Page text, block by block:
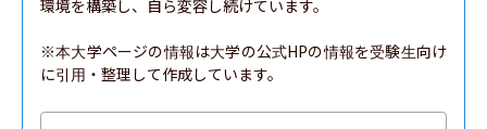
環境を構築し、自ら変容し続けています。
※本大学ページの情報は大学の公式HPの情報を受験生向け
に引用・整理して作成しています。